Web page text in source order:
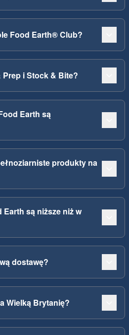
Food Earth® Club?
i Stock & Bite?
Earth są
produkty na
są niższe niż w
dostawę?
Wielką Brytanię?